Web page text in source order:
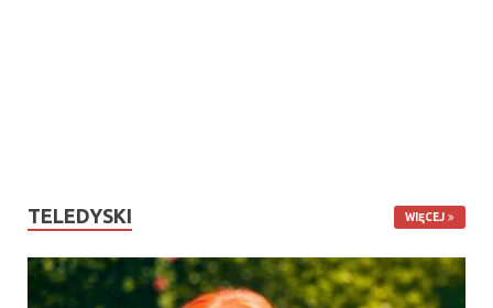
TELEDYSKI WIĘCEJ